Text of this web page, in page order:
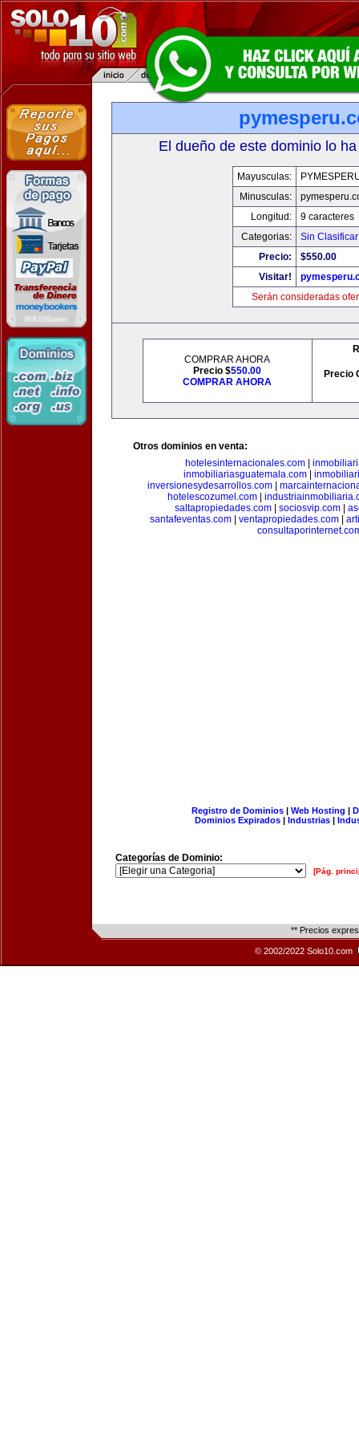
El dueño de este dominio lo
Mayusculas:
Minusculas:
Longitud:
9 caracteres
Categorias:
Sin Clasificar
Precio:
$550.00
Visitar!
Serán consideradas
COMPRAR AHORA
Precio $550.00
COMPRAR AHORA
Precio
Otros dominios en venta:
hotelesinternacionales.com|
inmobiliariasguatemala.com
inversionesydesarrollos.com|
hotelescozumel.com
saltapropiedades.com| sociosvip.com|
santafeventas.com| ventapropiedades.com|
Registro de Dominios| Web Hosting |
Dominios Expirados | Industrias |
Categorías de Dominio:
[Pág.
** Precios
© 2002/2022 Solo10.com